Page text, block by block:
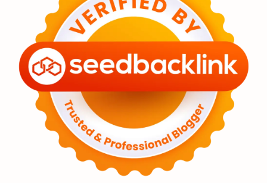
Asteroid Observasi
Premium Komet Bulan
Penelitian Serba-serbi Satelit
Luar Angkasa Video Aurora
Supernova Nebula Sponsored
Featured Mars
GMT 2016